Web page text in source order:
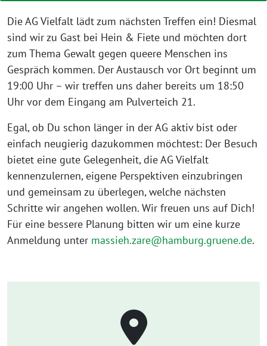
Die AG Vielfalt lädt zum nächsten Treffen ein! Diesmal
sind wir zu Gast bei Hein & Fiete und möchten dort
zum Thema Gewalt gegen queere Menschen ins
Gespräch kommen. Der Austausch vor Ort beginnt um
19:00 Uhr – wir treffen uns daher bereits um 18:50
Uhr vor dem Eingang am Pulverteich 21.
Egal, ob Du schon länger in der AG aktiv bist oder
einfach neugierig dazukommen möchtest: Der Besuch
bietet eine gute Gelegenheit, die AG Vielfalt
kennenzulernen, eigene Perspektiven einzubringen
und gemeinsam zu überlegen, welche nächsten
Schritte wir angehen wollen. Wir freuen uns auf Dich!
Für eine bessere Planung bitten wir um eine kurze
Anmeldung unter massieh.zare@hamburg.gruene.de.